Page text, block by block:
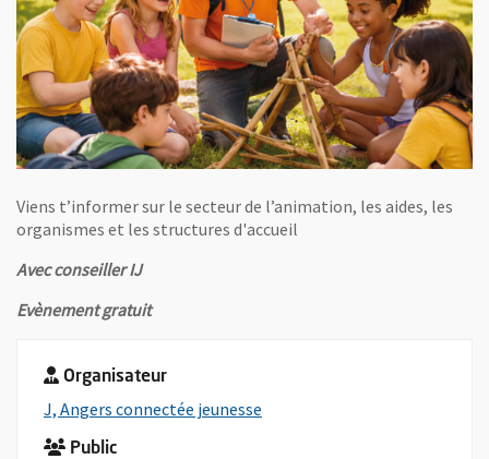
Viens t’informer sur le secteur de l’animation, les aides, les
organismes et les structures d'accueil
Avec conseiller IJ
Evènement gratuit
Organisateur
J, Angers connectée jeunesse
Public